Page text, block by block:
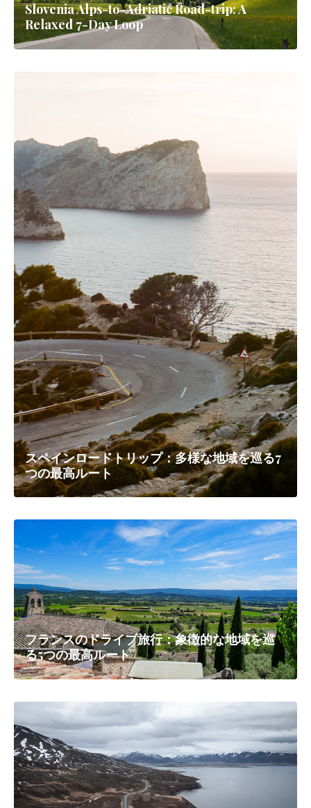
Slovenia Alps-to-Adriatic Road-trip: A
Relaxed 7-Day Loop
スペインロードトリップ：多様な地域を巡る7
つの最高ルート
フランスのドライブ旅行：象徴的な地域を巡
る5つの最高ルート